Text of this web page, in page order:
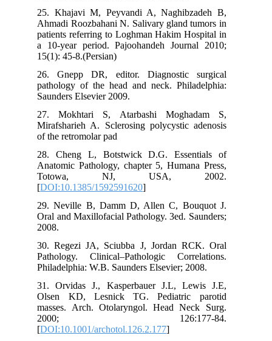
25. Khajavi M, Peyvandi A, Naghibzadeh B,
Ahmadi Roozbahani N. Salivary gland tumors in
patients referring to Loghman Hakim Hospital in
a 10-year period. Pajoohandeh Journal 2010;
15(1): 45-8.(Persian)
26. Gnepp DR, editor. Diagnostic surgical
pathology of the head and neck. Philadelphia:
Saunders Elsevier 2009.
27. Mokhtari S, Atarbashi Moghadam S,
Mirafsharieh A. Sclerosing polycystic adenosis
of the retromolar pad
28. Cheng L, Botstwick D.G. Essentials of
Anatomic Pathology, chapter 5, Humana Press,
Totowa, NJ, USA, 2002.
[DOI:10.1385/1592591620
29. Neville B, Damm D, Allen C, Bouquot J.
Oral and Maxillofacial Pathology. 3ed. Saunders;
2008.
30. Regezi JA, Sciubba J, Jordan RCK. Oral
Pathology. Clinical–Pathologic Correlations.
Philadelphia: W.B. Saunders Elsevier; 2008.
31. Orvidas J., Kasperbauer J.L, Lewis J.E,
Olsen KD, Lesnick TG. Pediatric parotid
masses. Arch. Otolaryngol. Head Neck Surg.
2000; 126:177-84.
[DOI:10.1001/archotol.126.2.177